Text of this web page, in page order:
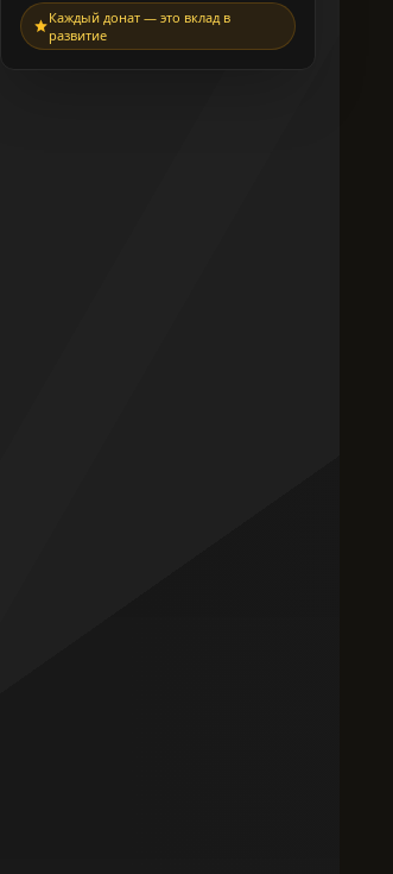
Каждый донат — это вклад в
развитие